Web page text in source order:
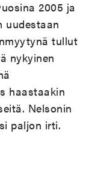
2005 ja
uudestaan
tullut
nykyinen
haastaakin
Nelsonin
paljon irti.